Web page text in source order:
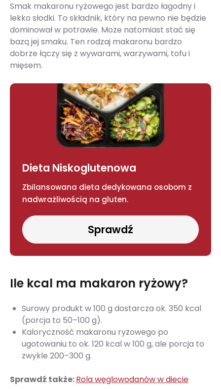
Smak makaronu ryżowego jest bardzo łagodny i
lekko słodki. To składnik, który na pewno nie będzie
dominował w potrawie. Może natomiast stać się
bazą jej smaku. Ten rodzaj makaronu bardzo
dobrze łączy się z wywarami, warzywami, tofu i
mięsem.
Dieta Niskoglutenowa
Zbilansowana dieta dedykowana osobom z
nadwrażliwością na gluten.
Sprawdź
Ile kcal ma makaron ryżowy?
Surowy produkt w 100 g dostarcza ok. 350 kcal
(porcja to 50–100 g).
Kaloryczność makaronu ryżowego po
ugotowaniu to ok. 120 kcal w 100 g, ale porcja to
zwykle 200–300 g.
Sprawdź także:Rola węglowodanów w diecie